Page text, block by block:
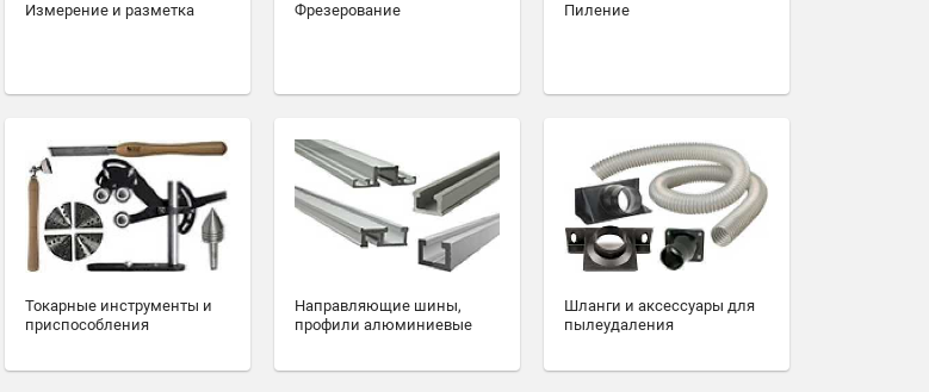
Измерение и разметка Фрезерование Пиление
Токарные инструменты и
приспособления
Направляющие шины,
профили алюминиевые
Шланги и аксессуары для
пылеудаления